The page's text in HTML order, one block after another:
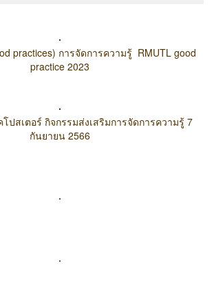
practices) การจัดการความรู้ RMUTL good
practice 2023
ปสเตอร์ กิจกรรมส่งเสริมการจัดการความรู้ 7
กันยายน 2566